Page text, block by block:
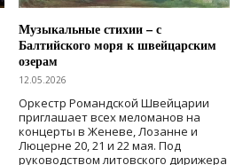
Музыкальные стихии – с
Балтийского моря к швейцарским
озерам
12.05.2026
Оркестр Романдской Швейцарии
приглашает всех меломанов на
концерты в Женеве, Лозанне и
Люцерне 20, 21 и 22 мая. Под
руководством литовского дирижера